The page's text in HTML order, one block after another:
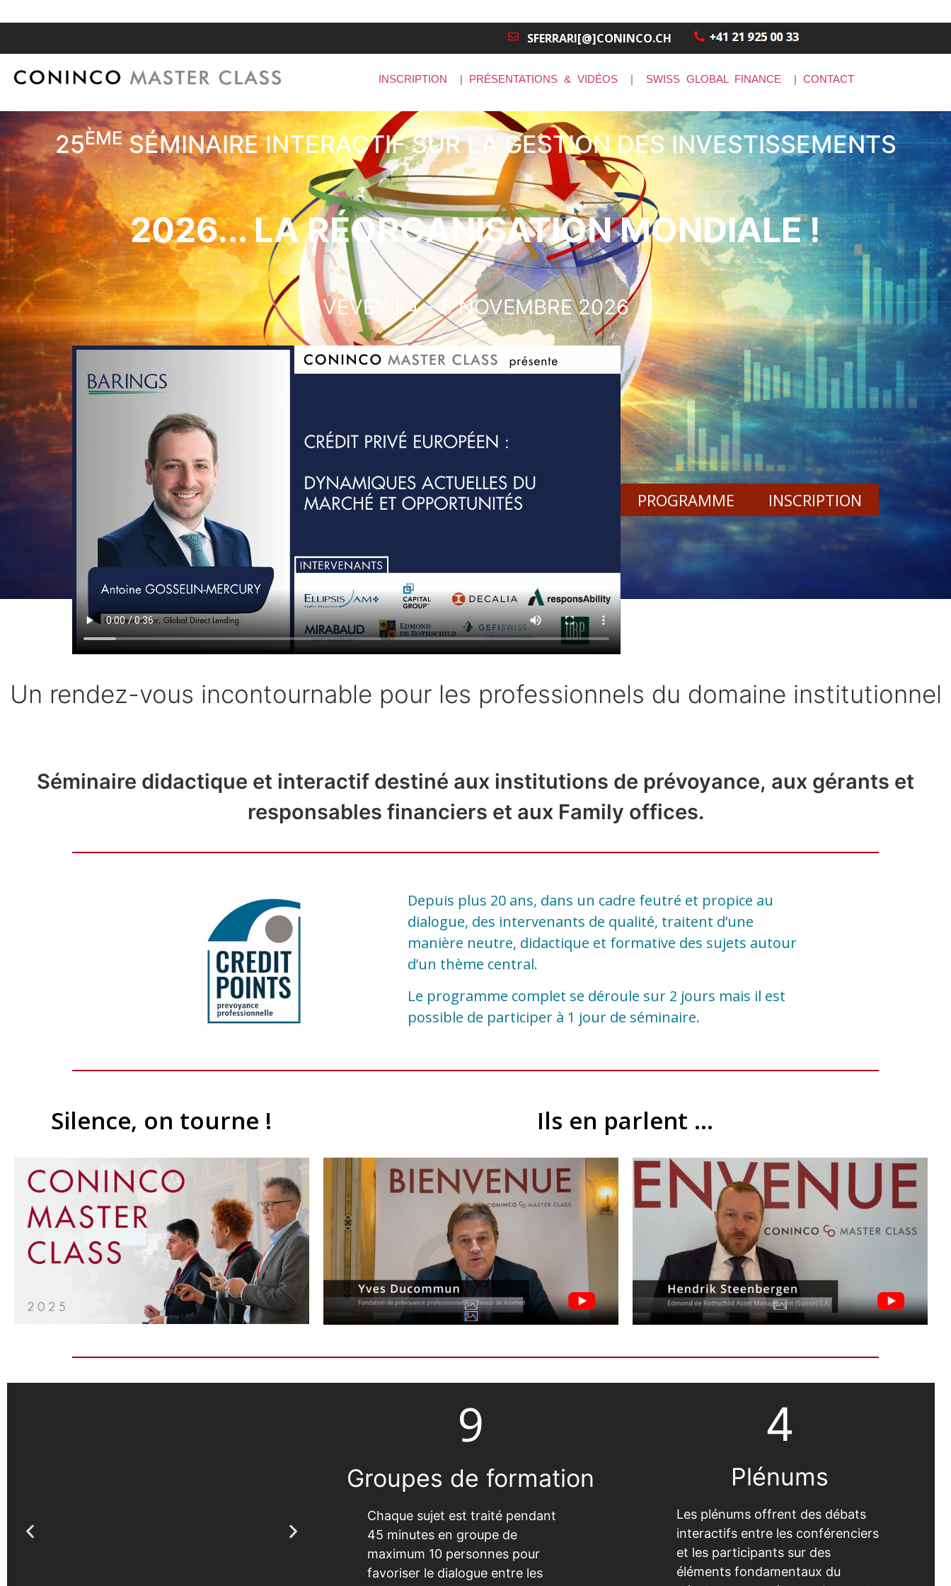
SFERRARI[@]CONINCO.CH
INSCRIPTION | PRÉSENTATIONS & VIDÉOS| SWISS GLOBAL FINANCE | CONTACT
25ÈMESÉMINAIRE INTERACTIF SUR LA GESTION DES INVESTISSEMENTS
2026... LA RÉORGANISATION MONDIALE !
VEVEY | 4 - 5 NOVEMBRE 2026
PROGRAMME INSCRIPTION
Un rendez-vous incontournable pour les professionnels du domaine institutionnel
Séminaire didactique et interactif destiné aux institutions de prévoyance, aux gérants et
responsables financiers et aux Family offices.
Depuis plus 20 ans, dans un cadre feutré et propice au
dialogue, des intervenants de qualité, traitent d’une
manière neutre, didactique et formative des sujets autour
d’un thème central.
Le programme complet se déroule sur 2 jours mais il est
possible de participer à 1 jour de séminaire.
Silence, on tourne ! Ils en parlent …
9
Groupes de formation
Chaque sujet est traité pendant
45 minutes en groupe de
maximum 10 personnes pour
favoriser le dialogue entre les
4
Plénums
Les plénums offrent des débats
interactifs entre les conférenciers
et les participants sur des
éléments fondamentaux du